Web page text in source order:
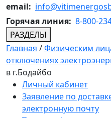
email:
Горячая линия: 8-800-
РАЗДЕЛЫ
Главная /Физическим
отключениях
в г.Бодайбо
Личный кабинет
Заявление по
электронную почту